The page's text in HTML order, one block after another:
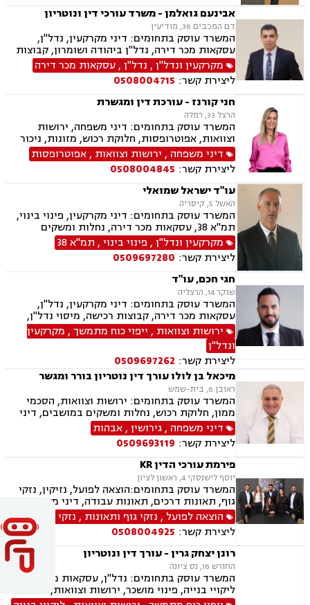
אבינעם גואלמן - משרד עורכי דין ונוטריון
דם המכבים 36, מודיעין
המשרד עוסק בתחומים: דיני מקרקעין, נדל"ן,
עסקאות מכר דירה, נדל"ן ביהודה ושומרון, קבוצות
רכישה, מיסוי נדל"ן, פינוי מושכר, בתים משותפים,
ייפוי כוח מתמשך, ירושות וצוואות, רישוי נשק, דיני
חוזים ונוטריון
מקרקעין ונדל"ן, נדל"ן,עסקאות מכר דירה
ליצירת קשר: 0508004715
חני קורנז - עורכת דין ומגשרת
הרצל 33, רמלה
המשרד עוסק בתחומים: דיני משפחה, ירושות
וצוואות, אפוטרופסות, חלוקת רכוש, מזונות, ניכור
הורי, אלימות במשפחה, גירושין, גישור במשפחה,
הסכמי ממון, ידועים בציבור, מעמד אישי, הורות
משותפת, זמני שהות, חוק הנוער, חטיפת ילדים,
ייפוי כוח מתמשך, אחריות הורית
דיני משפחה , ירושות וצוואות ,אפוטרופסות
ליצירת קשר: 0508004845
עו"ד ישראל שמואלי
האשל 5, קיסריה
המשרד עוסק בתחומים: דיני מקרקעין, פינוי בינוי,
תמ"א 38, עסקאות מכר דירה, נחלות ומשקים
במושבים, ייפוי כוח מתמשך, ירושות וצוואות, נוטריון
מקרקעין ונדל"ן, פינוי בינוי, תמ"א 38
ליצירת קשר: 0509697280
חגי חכם, עו"ד
שנקר 14, הרצליה
המשרד עוסק בתחומים: דיני מקרקעין, נדל"ן,
עסקאות מכר דירה, קבוצות רכישה, מיסוי נדל"ן,
אזרחי מסחרי, ירושות וצוואות, ייפוי כוח מתמשך
ירושות וצוואות , ייפוי כוח מתמשך, מקרקעין
ונדל"ן
ליצירת קשר: 0509697262
מיכאל בן לולו עורך דין נוטריון בורר ומגשר
ראובן 6, בית-שמש
המשרד עוסק בתחומים: ירושות וצוואות, הסכמי
ממון, חלוקת רכוש, נחלות ומשקים במושבים, דיני
מקרקעין, עסקאות מכר דירה, נדל"ן, רשות מקרקעי
ישראל, דיני משפחה, גירושין, מזונות, משמורת,
אלימות במשפחה, אבהות , גישור במשפחה, אומנה,
מעמד אישי, ניכור הורי
דיני משפחה ,גירושין,אבהות
ליצירת קשר: 0509693119
פירמת עורכי הדין KR
יוסף לישנסקי 4, ראשון לציון
המשרד עוסק בתחומים:הוצאה לפועל, נזיקין, נזקי
גוף, תאונות דרכים, תאונות עבודה, דיני משפחה,
גירושין, ירושות וצוואות, הסכמי ממון, דין משמעתי,
מקרקעין ונדל"ן, עסקאות מכר דירה, גישור עסקי,
דיני חוזים, אובדן כושר עבודה, ביטוח לאומי, דיני
חברות, דיני עמותות.
הוצאה לפועל , נזקי גוף ותאונות , נזקי גוף
ליצירת קשר: 0508004925
רונן יצחק גרין - עורך דין ונוטריון
החורש 16, נס ציונה
המשרד עוסק בתחומים: נדל"ן, עסקאות מכר דירה,
ליקויי בנייה, פינוי מושכר, ירושות וצוואות, חדלות